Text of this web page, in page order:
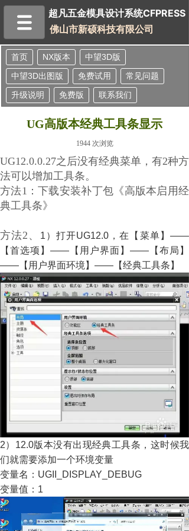
超凡五金模具设计
超凡五金模具设计系统CFPRESS
佛山市新硕科技有限公司
首页 NX版本
中望3D版
中望3D出图版
免费试用
常见问题
升级说明
免费版 联系我们
UG高版本经典工具条显示
1944 次浏览
UG12.0.0.27之后没有经典菜单，有2种方
法可以增加工具条。
方法1：下载安装补丁包《高版本启用经
典工具条》
方法2、
1）打开UG12.0，在【菜单】——
【首选项】——【用户界面】——【布局】
——【用户界面环境】——【经典工具条】
2） 12.0版本没有出现经典工具条，这时候我
们就需要添加一个环境变量
变量名：UGII_DISPLAY_DEBUG
变量值：1